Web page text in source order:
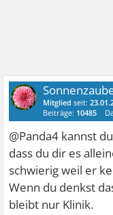
Mitglied seit:
Beiträge: 10485
@Panda4 kannst
dass du dir es
schwierig weil er
Wenn du denkst
bleibt nur Klinik.